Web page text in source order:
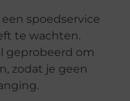
spoedservice
te wachten.
geprobeerd om
zodat je geen